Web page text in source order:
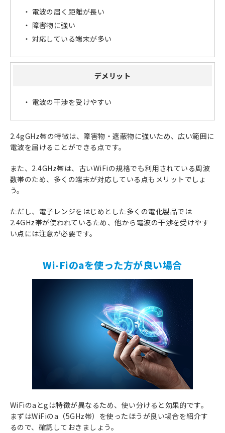
電波の届く距離が長い
障害物に強い
対応している端末が多い
デメリット
電波の干渉を受けやすい
2.4gGHz帯の特徴は、障害物・遮蔽物に強いため、広い範囲に
電波を届けることができる点です。
また、2.4GHz帯は、古いWiFiの規格でも利用されている周波
数帯のため、多くの端末が対応している点もメリットでしょ
う。
ただし、電子レンジをはじめとした多くの電化製品では
2.4GHz帯が使われているため、他から電波の干渉を受けやす
い点には注意が必要です。
Wi-Fiのaを使った方が良い場合
WiFiのaとgは特徴が異なるため、使い分けると効果的です。
まずはWiFiのa（5GHz帯）を使ったほうが良い場合を紹介す
るので、確認しておきましょう。